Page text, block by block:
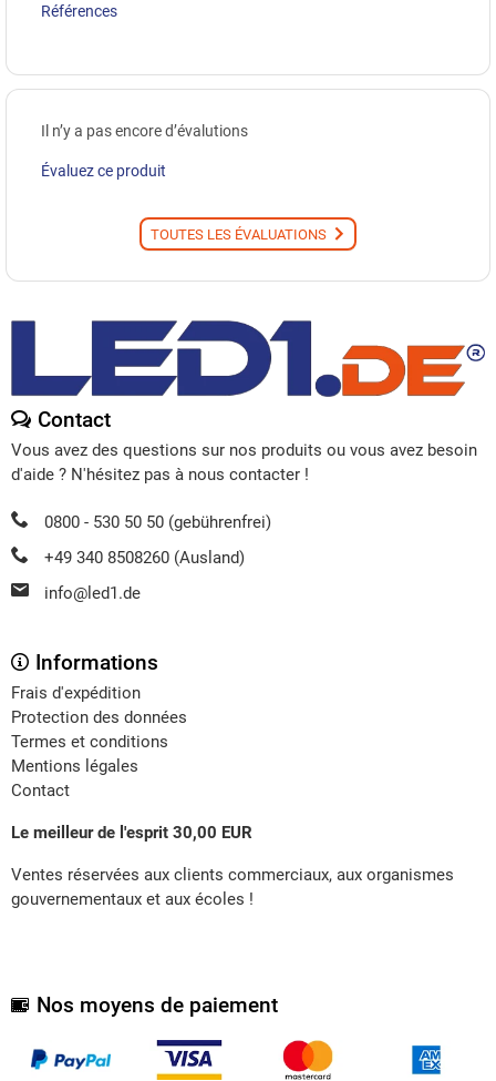
Références
Il n’y a pas encore d’évalutions
Évaluez ce produit
TOUTES LES ÉVALUATIONS
Contact
Vous avez des questions sur nos produits ou vous avez besoin
d'aide ? N'hésitez pas à nous contacter !
0800 - 530 50 50 (gebührenfrei)
+49 340 8508260 (Ausland)
info@led1.de
Informations
Frais d'expédition
Protection des données
Termes et conditions
Mentions légales
Contact
Le meilleur de l'esprit 30,00 EUR
Ventes réservées aux clients commerciaux, aux organismes
gouvernementaux et aux écoles !
Nos moyens de paiement